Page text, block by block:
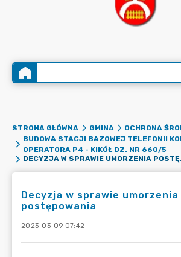
STRONA GŁÓWNA GMINA
OCHRONA
BUDOWA STACJI BAZOWEJ TELEFONII
OPERATORA P4 - KIKÓŁ DZ. NR 660/5
DECYZJA
Decyzja w sprawie umorzenia
postępowania
2023-03-09 07:42